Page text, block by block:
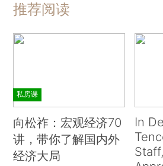
推荐阅读
私房课
向松祚：宏观经济70
讲，带你了解国内外
经济大局
In